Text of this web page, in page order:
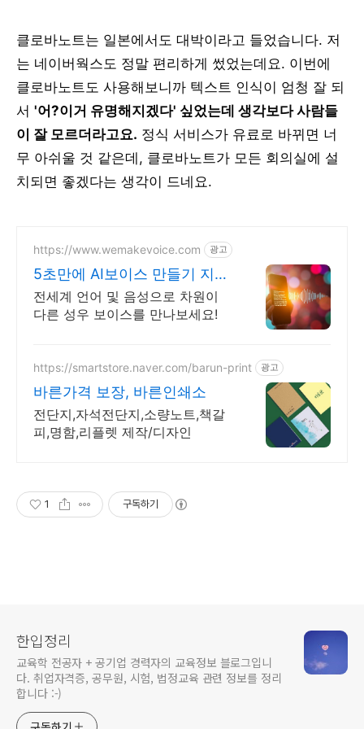
클로바노트는 일본에서도 대박이라고 들었습니다. 저
는 네이버웍스도 정말 편리하게 썼었는데요. 이번에
클로바노트도 사용해보니까 텍스트 인식이 엄청 잘 되
서 '어?이거 유명해지겠다' 싶었는데 생각보다 사람들
이 잘 모르더라고요. 정식 서비스가 유료로 바뀌면 너
무 아쉬울 것 같은데, 클로바노트가 모든 회의실에 설
치되면 좋겠다는 생각이 드네요.
https://www.wemakevoice.com 광고
5초만에 AI보이스 만들기 지금
바로 무료체험해보세요!
전세계 언어 및 음성으로 차원이
다른 성우 보이스를 만나보세요!
https://smartstore.naver.com/barun-print 광고
바른가격 보장, 바른인쇄소
전단지,자석전단지,소량노트,책갈
피,명함,리플렛 제작/디자인
1 구독하기
한입정리
교육학 전공자 + 공기업 경력자의 교육정보 블로그입니
다. 취업자격증, 공무원, 시험, 법정교육 관련 정보를 정리
합니다 :-)